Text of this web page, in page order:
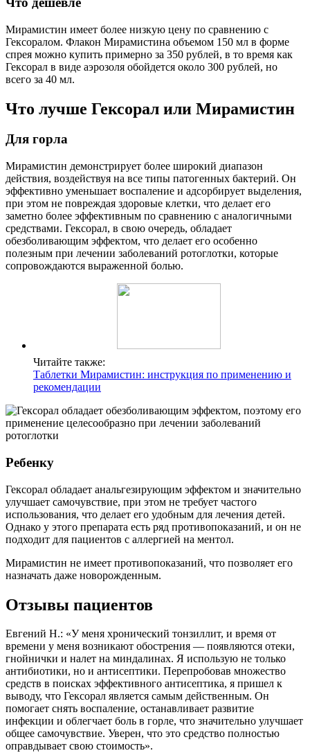
Мирамистин имеет более низкую цену по сравнению с
Гексоралом. Флакон Мирамистина объемом 150 мл в форме
спрея можно купить примерно за 350 рублей, в то время как
Гексорал в виде аэрозоля обойдется около 300 рублей, но
всего за 40 мл.
Что лучше Гексорал или Мирамистин
Для горла
Мирамистин демонстрирует более широкий диапазон
действия, воздействуя на все типы патогенных бактерий. Он
эффективно уменьшает воспаление и адсорбирует выделения,
при этом не повреждая здоровые клетки, что делает его
заметно более эффективным по сравнению с аналогичными
средствами. Гексорал, в свою очередь, обладает
обезболивающим эффектом, что делает его особенно
полезным при лечении заболеваний ротоглотки, которые
сопровождаются выраженной болью.
Читайте также:
Таблетки Мирамистин: инструкция по применению и
рекомендации
Ребенку
Гексорал обладает анальгезирующим эффектом и значительно
улучшает самочувствие, при этом не требует частого
использования, что делает его удобным для лечения детей.
Однако у этого препарата есть ряд противопоказаний, и он не
подходит для пациентов с аллергией на ментол.
Мирамистин не имеет противопоказаний, что позволяет его
назначать даже новорожденным.
Отзывы пациентов
Евгений Н.: «У меня хронический тонзиллит, и время от
времени у меня возникают обострения — появляются отеки,
гнойнички и налет на миндалинах. Я использую не только
антибиотики, но и антисептики. Перепробовав множество
средств в поисках эффективного антисептика, я пришел к
выводу, что Гексорал является самым действенным. Он
помогает снять воспаление, останавливает развитие
инфекции и облегчает боль в горле, что значительно улучшает
общее самочувствие. Уверен, что это средство полностью
оправдывает свою стоимость».